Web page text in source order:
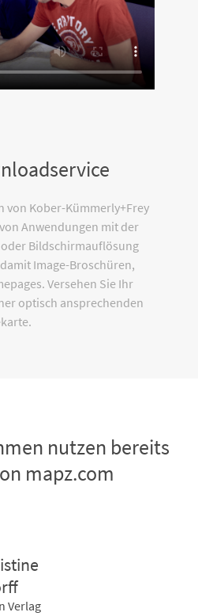
von Kober-Kümmerly+Frey
Anwendungen mit der
Bildschirmauflösung
Image-Broschüren,
Versehen Sie Ihr
optisch ansprechenden
nutzen bereits
mapz.com
Verlag